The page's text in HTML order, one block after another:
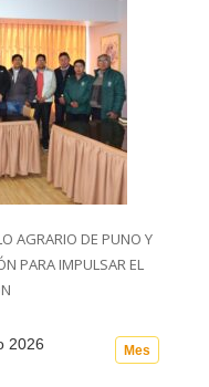
AGRARIO DE PUNO Y
PARA IMPULSAR EL
Mes
2026